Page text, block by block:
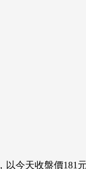
今天收盤價181